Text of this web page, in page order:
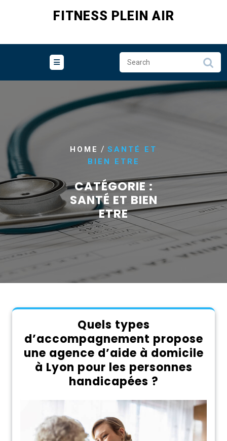
FITNESS PLEIN AIR
HOME / SANTÉ ET
BIEN ETRE
CATÉGORIE :
SANTÉ ET BIEN
ETRE
Quels types
d’accompagnement propose
une agence d’aide à domicile
à Lyon pour les personnes
handicapées ?